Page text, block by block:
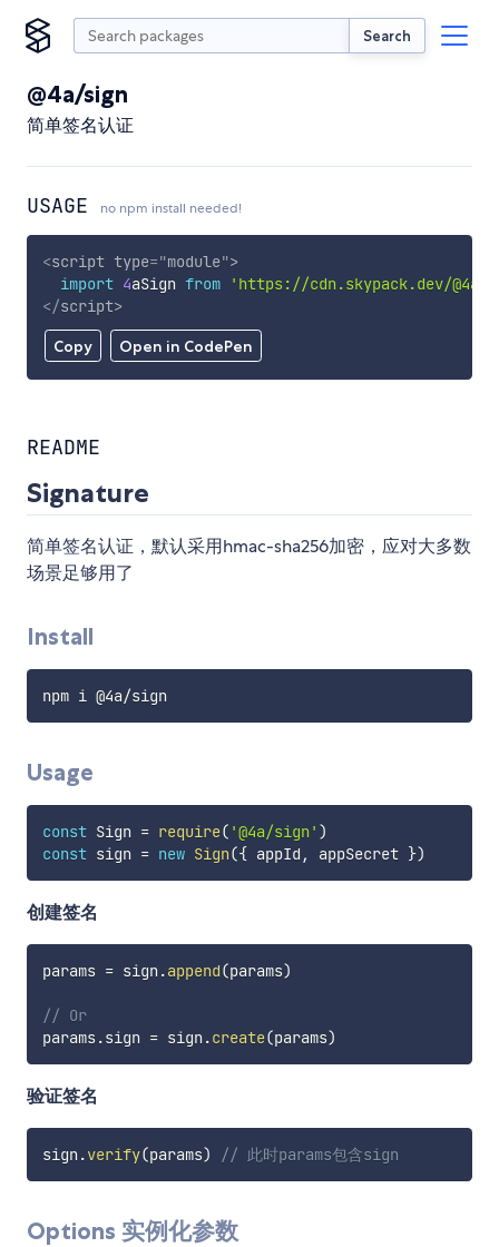
Search
@4a/sign
简单签名认证
USAGE no npm install needed!
Copy Open in CodePen
<script type="module">
import 4aSign from
'https://cdn.skypack.dev/@4a/
</script>
README
Signature
简单签名认证，默认采用hmac-sha256加密，应对大多数
场景足够用了
Install
Usage
const Sign = require( '@4a/sign' )
const sign = new Sign({ appId , appSecret })
创建签名
params = sign .append(params)
// Or
params.sign = sign .create(params)
验证签名
sign .verify(params) // 此时params包含sign
Options 实例化参数